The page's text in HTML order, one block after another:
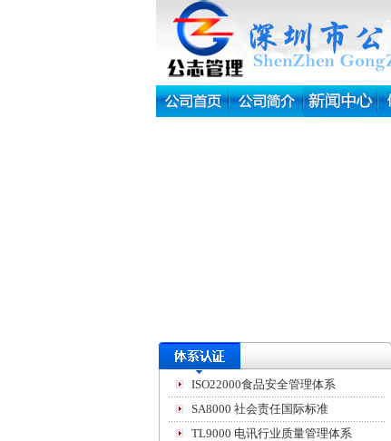
ISO22000食品安全管理体系
SA8000 社会责任国际标准
TL9000 电讯行业质量管理体系